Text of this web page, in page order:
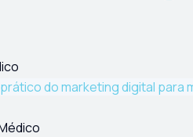
do marketing digital para